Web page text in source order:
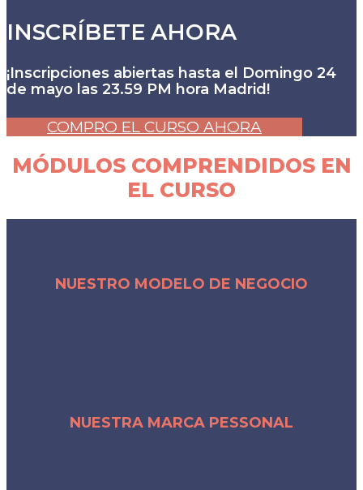
INSCRÍBETE AHORA
¡Inscripciones abiertas hasta el Domingo 24
de mayo las 23.59 PM hora Madrid!
COMPRO EL CURSO AHORA
MÓDULOS COMPRENDIDOS EN
EL CURSO
NUESTRO MODELO DE NEGOCIO
NUESTRA MARCA PESSONAL